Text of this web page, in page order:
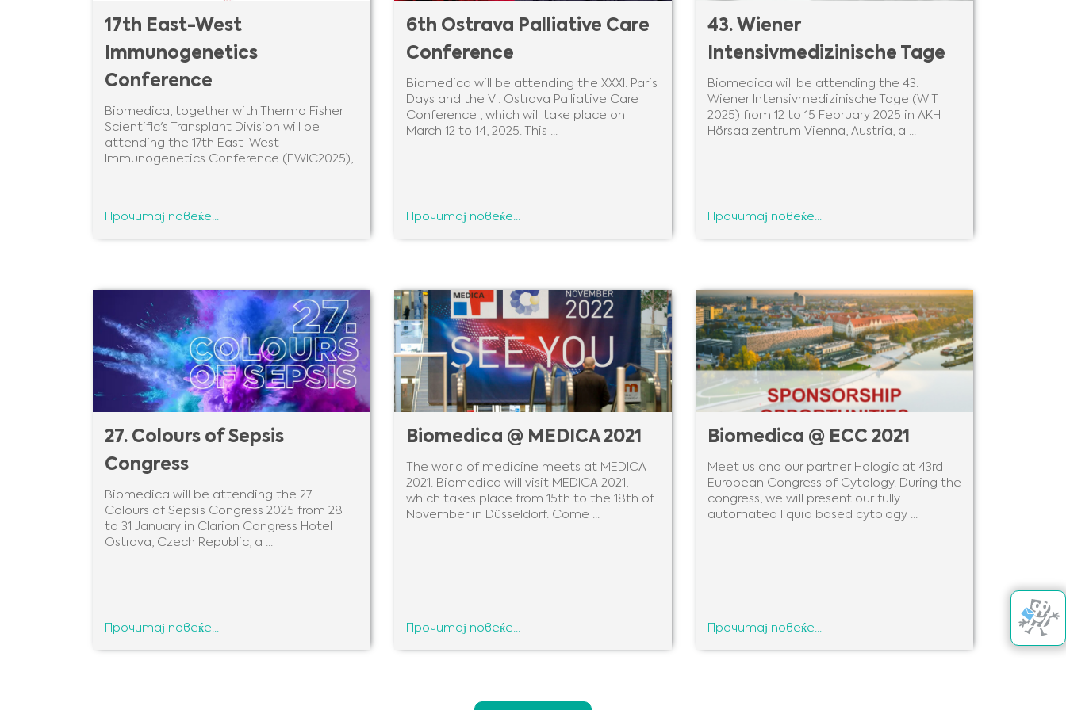
друг материјал што се содржи на оваа веб-страница се само за информативни
Сопственикот на оваа веб-страница не може да се смета за одговорен за
17th East-West
Immunogenetics
Conference
Biomedica, together with Thermo Fisher
Scientific's Transplant Division will be
attending the 17th East-West
Immunogenetics Conference (EWIC2025),
...
Прочитај повеќе...
6th Ostrava Palliative Care
Conference
Biomedica will be attending the XXXI. Paris
Days and the VI. Ostrava Palliative Care
Conference , which will take place on
March 12 to 14, 2025. This ...
Прочитај повеќе...
43. Wiener
Intensivmedizinische Tage
Biomedica will be attending the 43.
Wiener Intensivmedizinische Tage (WIT
2025) from 12 to 15 February 2025 in AKH
Hörsaalzentrum Vienna, Austria, a ...
Прочитај повеќе...
27. Colours of Sepsis
Congress
Biomedica will be attending the 27.
Colours of Sepsis Congress 2025 from 28
to 31 January in Clarion Congress Hotel
Ostrava, Czech Republic, a ...
Прочитај повеќе...
Biomedica @ MEDICA 2021
The world of medicine meets at MEDICA
2021. Biomedica will visit MEDICA 2021,
which takes place from 15th to the 18th of
November in Düsseldorf. Come ...
Прочитај повеќе...
Biomedica @ ECC 2021
Meet us and our partner Hologic at 43rd
European Congress of Cytology. During the
congress, we will present our fully
automated liquid based cytology ...
Прочитај повеќе...